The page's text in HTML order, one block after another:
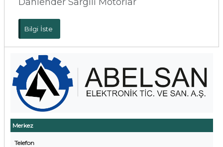
Merkez
Telefon
Bilgi İste